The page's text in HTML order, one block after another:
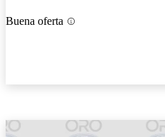
Buena oferta